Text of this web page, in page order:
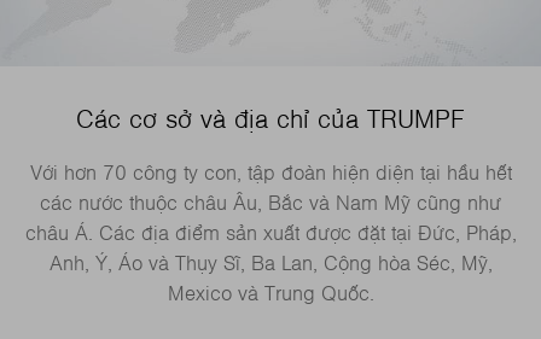
Các cơ sở và địa chỉ của TRUMPF
Với hơn 70 công ty con, tập đoàn hiện diện tại hầu hết
các nước thuộc châu Âu, Bắc và Nam Mỹ cũng như
châu Á. Các địa điểm sản xuất được đặt tại Đức, Pháp,
Anh, Ý, Áo và Thụy Sĩ, Ba Lan, Cộng hòa Séc, Mỹ,
Mexico và Trung Quốc.